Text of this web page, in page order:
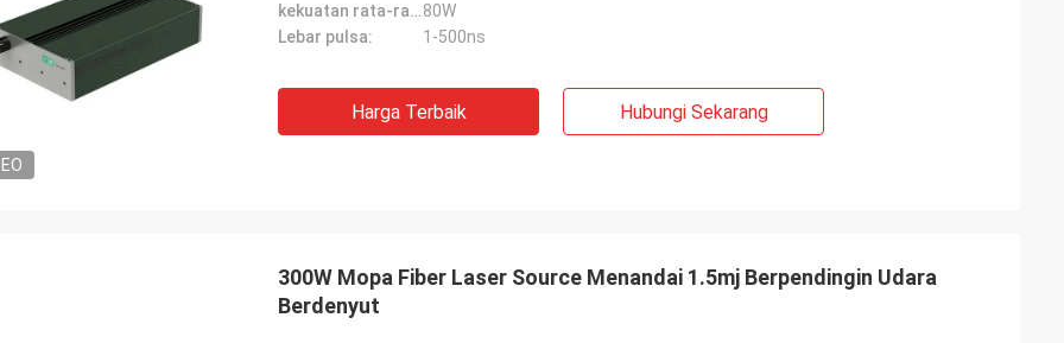
kekuatan rata-rata:80W
Lebar pulsa:
1-500ns
Harga Terbaik Hubungi Sekarang
300W Mopa Fiber Laser Source Menandai 1.5mj Berpendingin Udara
Berdenyut